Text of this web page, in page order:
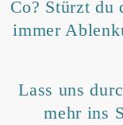
Co? Stürzt du
immer
Lass uns
mehr ins